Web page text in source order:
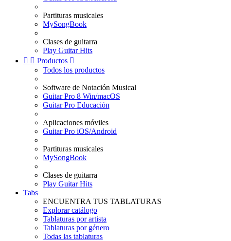
Partituras musicales
MySongBook
Clases de guitarra
Play Guitar Hits
  Productos 
Todos los productos
Software de Notación Musical
Guitar Pro 8 Win/macOS
Guitar Pro Educación
Aplicaciones móviles
Guitar Pro iOS/Android
Partituras musicales
MySongBook
Clases de guitarra
Play Guitar Hits
Tabs
ENCUENTRA TUS TABLATURAS
Explorar catálogo
Tablaturas por artista
Tablaturas por género
Todas las tablaturas